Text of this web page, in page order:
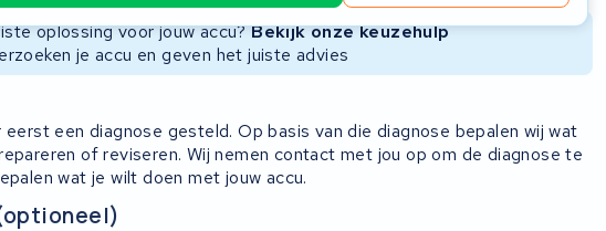
oplossing voor jouw accu?Bekijk onze keuzehulp
je accu en geven het juiste advies
een diagnose gesteld. Op basis van die diagnose bepalen wij wat
of reviseren. Wij nemen contact met jou op om de diagnose te
wat je wilt doen met jouw accu.